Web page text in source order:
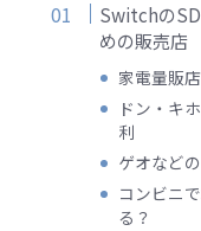
Switchの
めの販売店
家電量販
ドン・キ
利
ゲオなど
コンビニ
る？